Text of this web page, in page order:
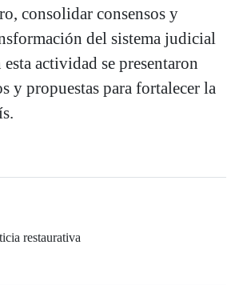
consolidar consensos y
del sistema judicial
actividad se presentaron
y propuestas para fortalecer la
restaurativa